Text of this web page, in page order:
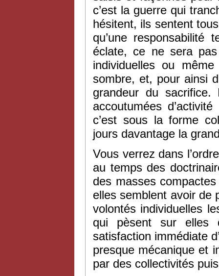
c’est la guerre qui
hésitent, ils sentent
qu’une
éclate, ce ne sera pas
individuelles ou
sombre, et, pour ainsi
grandeur du
accoutumées
c’est sous la forme
jours davantage la
Vous verrez dans
au temps des
des masses
elles semblent avoir de
volontés individuelles
qui pèsent sur elles
satisfaction immédiate
presque mécanique et
par des collectivités